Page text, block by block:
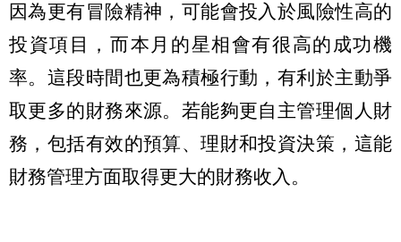
因為更有冒險精神，可能會投入於風險性高的
投資項目，而本月的星相會有很高的成功機
率。這段時間也更為積極行動，有利於主動爭
取更多的財務來源。若能夠更自主管理個人財
務，包括有效的預算、理財和投資決策，這能
財務管理方面取得更大的財務收入。